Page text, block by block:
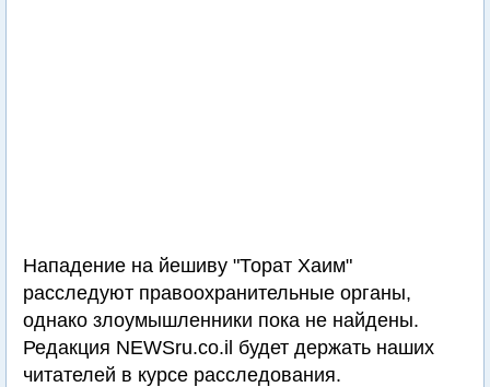
Нападение на йешиву "Торат Хаим"
расследуют правоохранительные органы,
однако злоумышленники пока не найдены.
Редакция NEWSru.co.il будет держать наших
читателей в курсе расследования.